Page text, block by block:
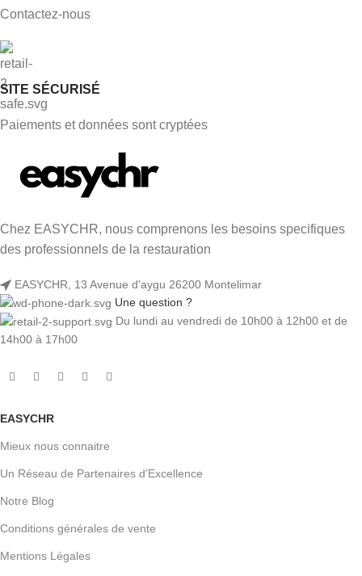
Contactez-nous
SITE SÉCURISÉ
Paiements et données sont cryptées
Chez EASYCHR, nous comprenons les besoins specifiques
des professionnels de la restauration
EASYCHR, 13 Avenue d'aygu 26200 Montelimar
Une question ?
Du lundi au vendredi de 10h00 à 12h00 et de
14h00 à 17h00
EASYCHR
Mieux nous connaitre
Un Réseau de Partenaires d’Excellence
Notre Blog
Conditions générales de vente
Mentions Légales